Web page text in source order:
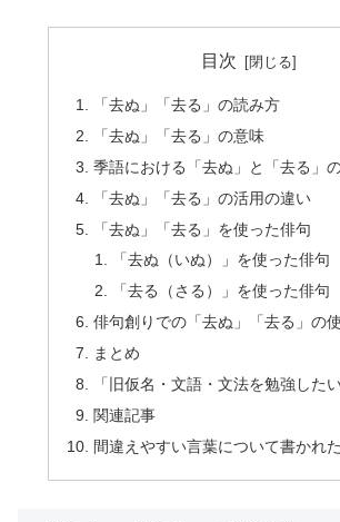
目次
「去ぬ」「去る」の読み方
「去ぬ」「去る」の意味
季語における「去ぬ」と「去る」
「去ぬ」「去る」の活用の違い
「去ぬ」「去る」を使った俳句
「去ぬ（いぬ）」を使った俳句
「去る（さる）」を使った俳句
俳句創りでの「去ぬ」「去る」の
まとめ
「旧仮名・文語・文法を勉強した
関連記事
間違えやすい言葉について書かれ